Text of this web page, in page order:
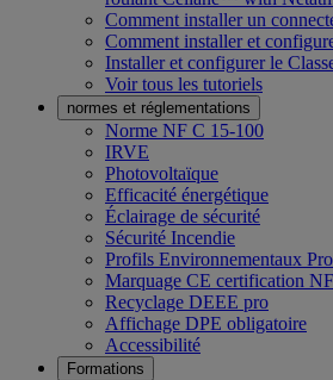
Comment installer un
Comment installer et
Installer et configurer le
Voir tous les tutoriels
normes et réglementations
Norme NF C 15-100
IRVE
Photovoltaïque
Efficacité énergétique
Éclairage de sécurité
Sécurité Incendie
Profils Environnementaux
Marquage CE certification NF
Recyclage DEEE pro
Affichage DPE obligatoire
Accessibilité
Formations